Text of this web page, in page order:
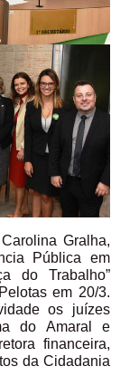
Gralha,
Pública em
do Trabalho”
em 20/3.
os juízes
do Amaral e
financeira,
da Cidadania